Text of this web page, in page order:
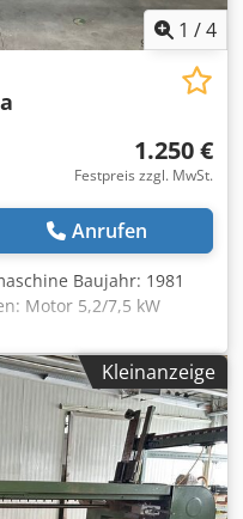
1 /4
1.250 €
Festpreis zzgl. MwSt.
Anrufen
Baujahr: 1981
Motor 5,2/7,5 kW
11
Gebläsemotor 2,2 kW
Tischgröße: 2900 x 1400
Dcodpfx Aozk
7800X150
mit Bandzugbremse
2 l/min bei 6 bar
Kleinanzeige